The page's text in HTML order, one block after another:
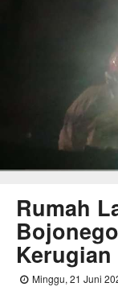
Rumah
Minggu, 21 Juni